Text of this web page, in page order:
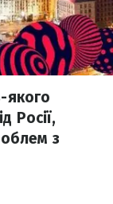
якого
Росії,
з